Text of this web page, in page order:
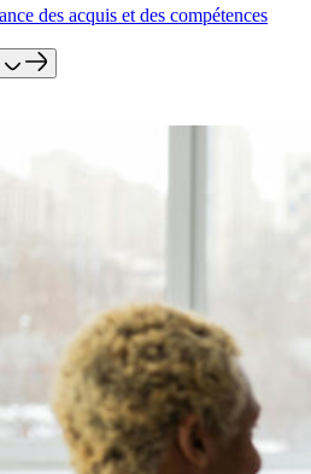
des acquis et des compétences